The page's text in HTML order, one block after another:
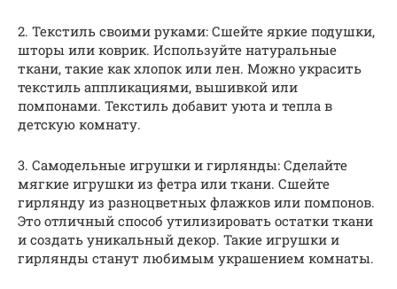
2. Текстиль своими руками: Сшейте яркие подушки,
шторы или коврик. Используйте натуральные
ткани, такие как хлопок или лен. Можно украсить
текстиль аппликациями, вышивкой или
помпонами. Текстиль добавит уюта и тепла в
детскую комнату.
3. Самодельные игрушки и гирлянды: Сделайте
мягкие игрушки из фетра или ткани. Сшейте
гирлянду из разноцветных флажков или помпонов.
Это отличный способ утилизировать остатки ткани
и создать уникальный декор. Такие игрушки и
гирлянды станут любимым украшением комнаты.